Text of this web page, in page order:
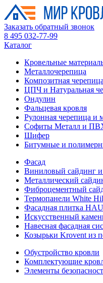
Заказать обратный звонок
8 495 032-77-99
Каталог
Кровельные
Металлочерепица
Композитная черепица
ЦПЧ и Натуральная
Ондулин
Фальцевая кровля
Рулонная черепица и
Софиты Металл и
Шифер
Битумные и
Фасад
Виниловый сайдинг и
Металлический
Фиброцементный
Термопанели White
Фасадная плитка
Искусственный
Навесная фасадная
Козырьки Krovent из
Обустройство кровли
Комплектующие
Элементы